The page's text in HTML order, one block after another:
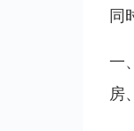
同
一
房